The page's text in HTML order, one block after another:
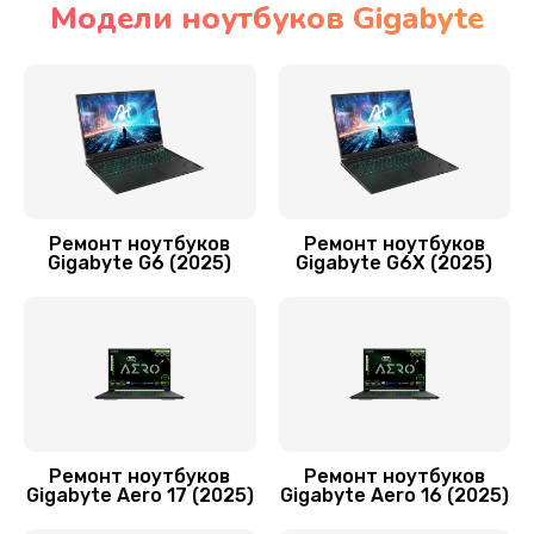
Замена видеочипа
Заказать
Замена шлейфа матрицы
1345 руб.
Модели ноутбуков Gigabyte
Ремонт ноутбуков
Gigabyte G6 (2025)
Ремонт ноутбуков
Gigabyte G6X (2025)
Ремонт ноутбуков
Gigabyte Aero 17 (2025)
Ремонт ноутбуков
Gigabyte Aero 16 (2025)